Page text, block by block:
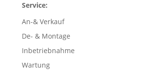
Service:
An-& Verkauf
De- & Montage
Inbetriebnahme
Wartung